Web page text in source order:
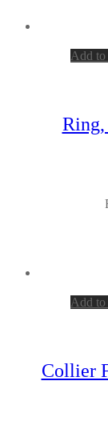
Add to
Ring,
Add to
Collier